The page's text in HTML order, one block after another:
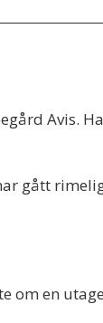
Avis.
gått
om en